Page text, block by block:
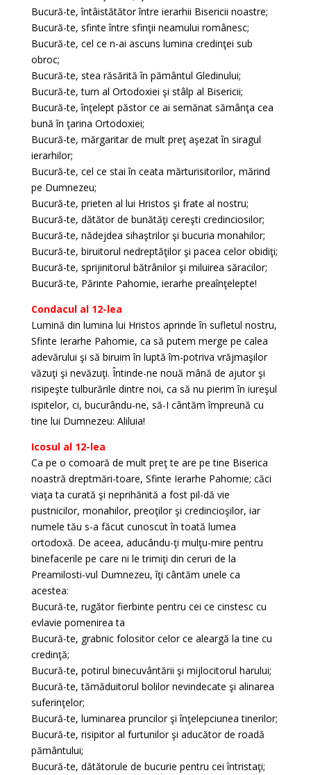
Bucură-te, întâistătător între ierarhii Bisericii noastre;
Bucură-te, sfinte între sfinţii neamului românesc;
Bucură-te, cel ce n-ai ascuns lumina credinţei sub
obroc;
Bucură-te, stea răsărită în pământul Gledinului;
Bucură-te, turn al Ortodoxiei şi stâlp al Bisericii;
Bucură-te, înţelept păstor ce ai semănat sămânţa cea
bună în ţarina Ortodoxiei;
Bucură-te, mărgaritar de mult preţ aşezat în siragul
ierarhilor;
Bucură-te, cel ce stai în ceata mărturisitorilor, mărind
pe Dumnezeu;
Bucură-te, prieten al lui Hristos şi frate al nostru;
Bucură-te, dătător de bunătăţi cereşti credinciosilor;
Bucură-te, nădejdea sihaştrilor şi bucuria monahilor;
Bucură-te, biruitorul nedreptăţilor şi pacea celor obidiţi;
Bucură-te, sprijinitorul bătrânilor şi miluirea săracilor;
Bucură-te, Părinte Pahomie, ierarhe preaînţelepte!
Condacul al 12-lea
Lumină din lumina lui Hristos aprinde în sufletul nostru,
Sfinte Ierarhe Pahomie, ca să putem merge pe calea
adevărului şi să biruim în luptă îm-potriva vrăjmaşilor
văzuţi şi nevăzuţi. Întinde-ne nouă mână de ajutor şi
risipeşte tulburările dintre noi, ca să nu pierim în iureşul
ispitelor, ci, bucurându-ne, să-I cântăm împreună cu
tine lui Dumnezeu: Aliluia!
Icosul al 12-lea
Ca pe o comoară de mult preţ te are pe tine Biserica
noastră dreptmări-toare, Sfinte Ierarhe Pahomie; căci
viaţa ta curată şi neprihănită a fost pil-dă vie
pustnicilor, monahilor, preoţilor şi credincioşilor, iar
numele tău s-a făcut cunoscut în toată lumea
ortodoxă. De aceea, aducându-ţi mulţu-mire pentru
binefacerile pe care ni le trimiţi din ceruri de la
Preamilosti-vul Dumnezeu, îţi cântăm unele ca
acestea:
Bucură-te, rugător fierbinte pentru cei ce cinstesc cu
evlavie pomenirea ta
Bucură-te, grabnic folositor celor ce aleargă la tine cu
credinţă;
Bucură-te, potirul binecuvântării şi mijlocitorul harului;
Bucură-te, tămăduitorul bolilor nevindecate şi alinarea
suferinţelor;
Bucură-te, luminarea pruncilor şi înţelepciunea tinerilor;
Bucură-te, risipitor al furtunilor şi aducător de roadă
pământului;
Bucură-te, dătătorule de bucurie pentru cei întristaţi;